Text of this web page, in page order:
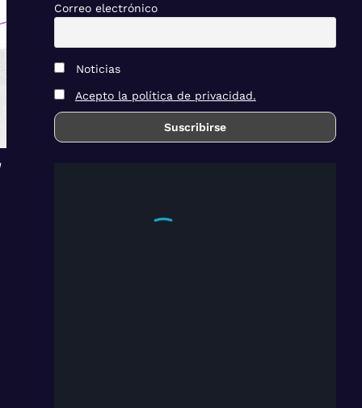
Correo electrónico
Noticias
Acepto la política de privacidad.